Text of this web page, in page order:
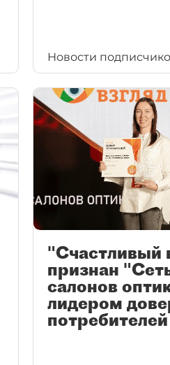
Новости
"Счастливый
признан
салонов
лидером
потребителей